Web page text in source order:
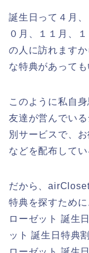
誕生日って４月
０月、１１月、
の人に訪れます
な特典があって
このように私自
友達が営んでい
別サービスで、
などを配布してい
だから、
特典を探すため
ローゼット 誕生
ット 誕生日特典